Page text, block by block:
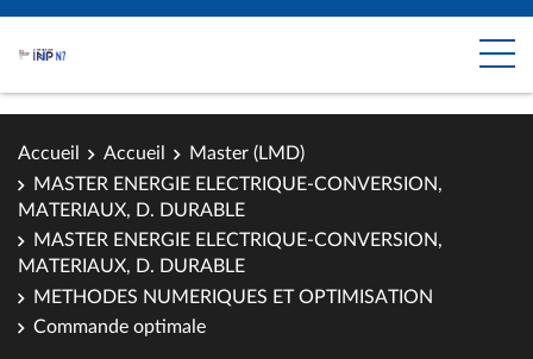
Accueil Accueil
Master (LMD)
MASTER ENERGIE ELECTRIQUE-CONVERSION,
MATERIAUX, D. DURABLE
MASTER ENERGIE ELECTRIQUE-CONVERSION,
MATERIAUX, D. DURABLE
METHODES NUMERIQUES ET OPTIMISATION
Commande optimale